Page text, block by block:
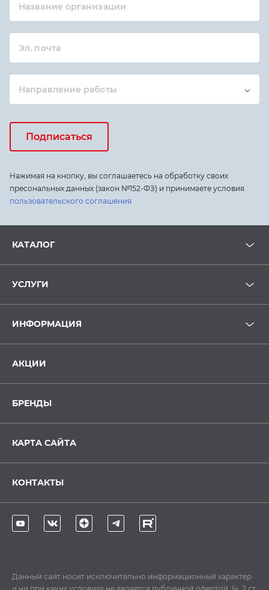
Название организации
Эл. почта
Направление работы
Подписаться
Нажимая на кнопку, вы соглашаетесь на обработку своих
пресональных данных (закон №152-ФЗ) и принимаете условия
пользовательского соглашения
КАТАЛОГ
УСЛУГИ
ИНФОРМАЦИЯ
АКЦИИ
БРЕНДЫ
КАРТА САЙТА
КОНТАКТЫ
Данный сайт носит исключительно информационный характер